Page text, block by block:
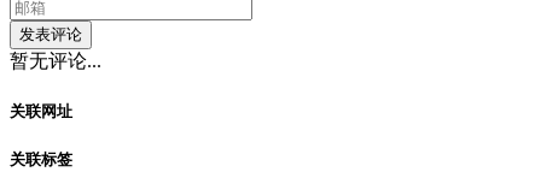
发表评论
暂无评论...
关联网址
关联标签